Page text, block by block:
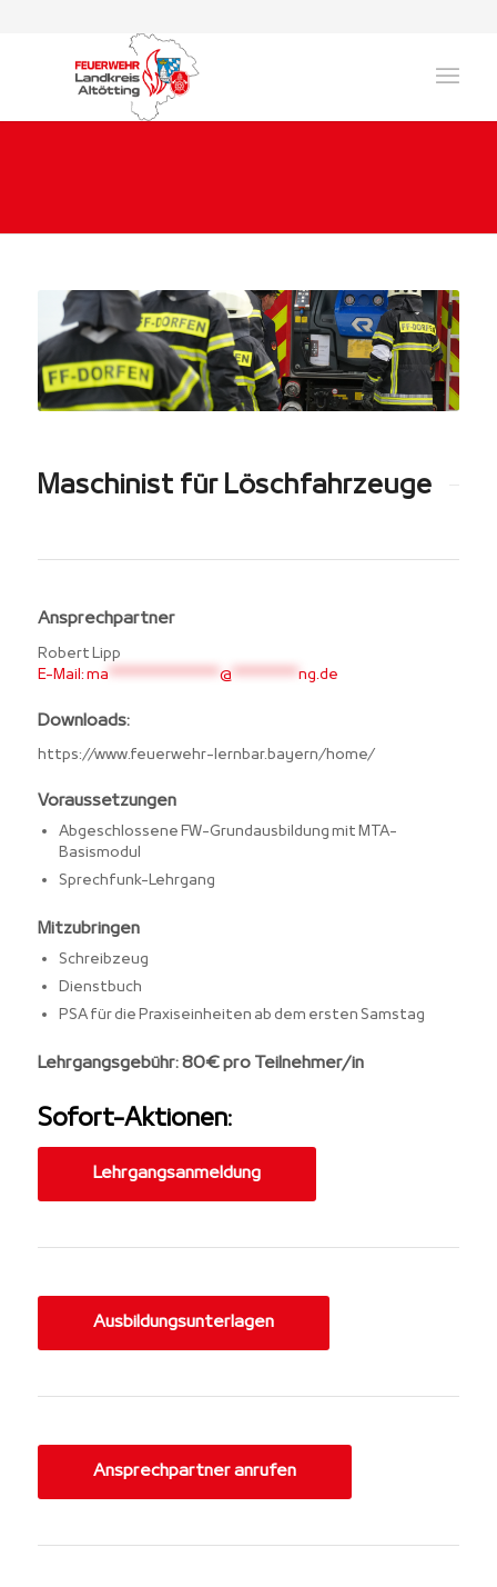
Maschinist für Löschfahrzeuge
Ansprechpartner
Robert Lipp
E-Mail:ma********************@************ng.de
Downloads:
https://www.feuerwehr-lernbar.bayern/home/
Voraussetzungen
Abgeschlossene FW-Grundausbildung mit MTA-
Basismodul
Sprechfunk-Lehrgang
Mitzubringen
Schreibzeug
Dienstbuch
PSA für die Praxiseinheiten ab dem ersten Samstag
Lehrgangsgebühr: 80€ pro Teilnehmer/in
Sofort-Aktionen:
Lehrgangsanmeldung
Ausbildungsunterlagen
Ansprechpartner anrufen